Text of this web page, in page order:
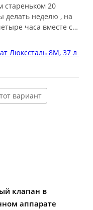
стареньком 20
делать неделю , на
часа вместе с
вариант
клапан в
аппарате